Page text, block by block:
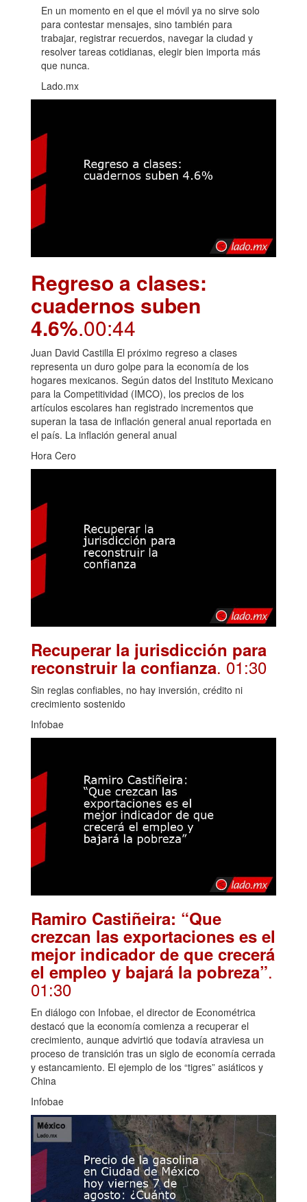
En un momento en el que el móvil ya no sirve solo
para contestar mensajes, sino también para
trabajar, registrar recuerdos, navegar la ciudad y
resolver tareas cotidianas, elegir bien importa más
que nunca.
Lado.mx
Regreso a clases:
cuadernos suben
4.6%.00:44
Juan David Castilla El próximo regreso a clases
representa un duro golpe para la economía de los
hogares mexicanos. Según datos del Instituto Mexicano
para la Competitividad (IMCO), los precios de los
artículos escolares han registrado incrementos que
superan la tasa de inflación general anual reportada en
el país. La inflación general anual
Hora Cero
Recuperar la jurisdicción para
reconstruir la confianza. 01:30
Sin reglas confiables, no hay inversión, crédito ni
crecimiento sostenido
Infobae
Ramiro Castiñeira: “Que
crezcan las exportaciones es el
mejor indicador de que crecerá
el empleo y bajará la pobreza”.
01:30
En diálogo con Infobae, el director de Econométrica
destacó que la economía comienza a recuperar el
crecimiento, aunque advirtió que todavía atraviesa un
proceso de transición tras un siglo de economía cerrada
y estancamiento. El ejemplo de los “tigres” asiáticos y
China
Infobae